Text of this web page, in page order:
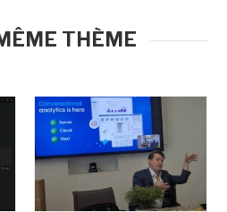
THÈME